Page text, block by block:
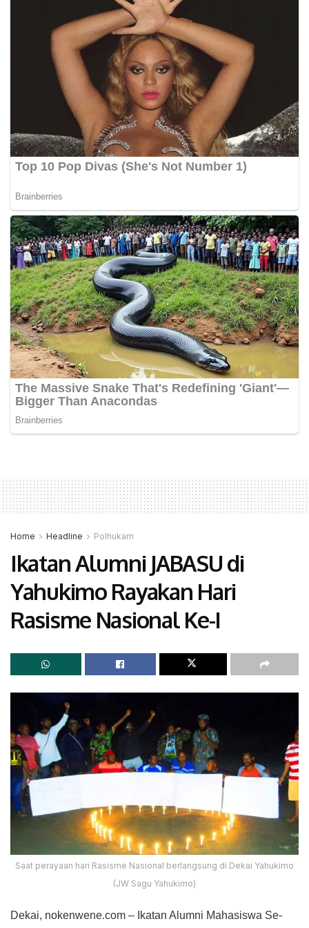
Home Headline Polhukam
Ikatan Alumni JABASU di
Yahukimo Rayakan Hari
Rasisme Nasional Ke-I
Saat perayaan hari Rasisme Nasional berlangsung di Dekai Yahukimo
(JW Sagu Yahukimo)
Dekai, nokenwene.com – Ikatan Alumni Mahasiswa Se-